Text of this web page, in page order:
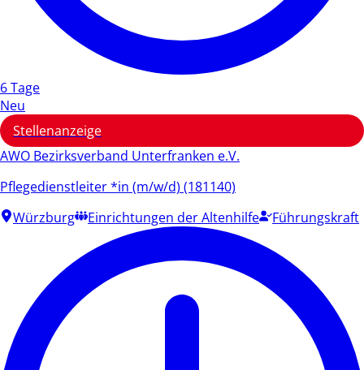
6 Tage
Neu
Stellenanzeige
AWO Bezirksverband Unterfranken e.V.
Pflegedienstleiter *in (m/w/d) (181140)
Würzburg
Einrichtungen der Altenhilfe Führungskraft